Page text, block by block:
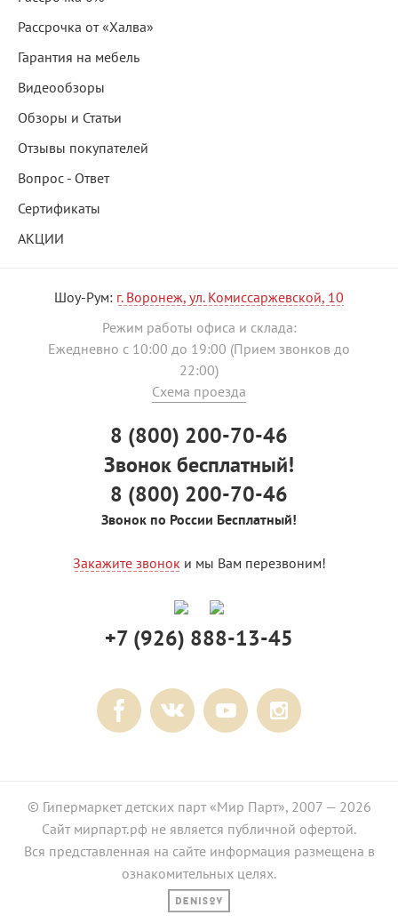
Рассрочка от «Халва»
Гарантия на мебель
Видеообзоры
Обзоры и Статьи
Отзывы покупателей
Вопрос - Ответ
Сертификаты
АКЦИИ
Шоу-Рум: г. Воронеж, ул. Комиссаржевской, 10
Режим работы офиса и склада:
Ежедневно с 10:00 до 19:00 (Прием звонков до
22:00)
Схема проезда
8 (800) 200-70-46
Звонок бесплатный!
8 (800) 200-70-46
Звонок по России Бесплатный!
Закажите звонок и мы Вам перезвоним!
+7 (926) 888-13-45
© Гипермаркет детских парт «Мир Парт», 2007 — 2026
Сайт мирпарт.рф не является публичной офертой.
Вся представленная на сайте информация размещена в
ознакомительных целях.